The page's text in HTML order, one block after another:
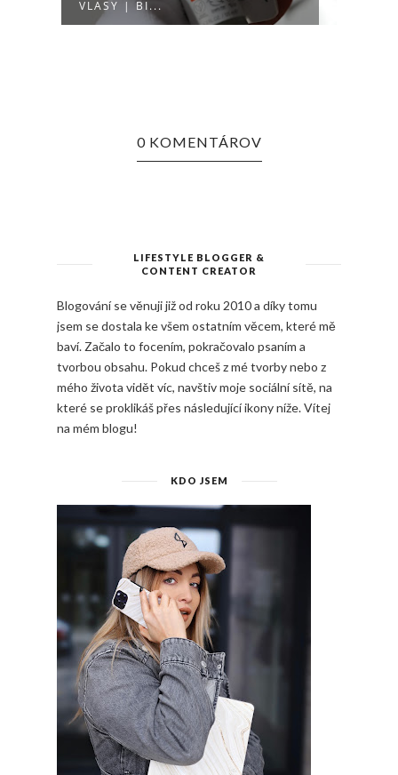
VLASY | BI...
0 KOMENTÁROV
LIFESTYLE BLOGGER &
CONTENT CREATOR
Blogování se věnuji již od roku 2010 a díky tomu
jsem se dostala ke všem ostatním věcem, které mě
baví. Začalo to focením, pokračovalo psaním a
tvorbou obsahu. Pokud chceš z mé tvorby nebo z
mého života vidět víc, navštiv moje sociální sítě, na
které se proklikáš přes následující ikony níže. Vítej
na mém blogu!
KDO JSEM